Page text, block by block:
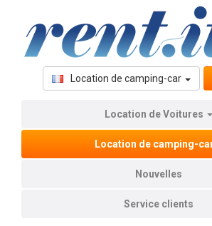
Location de camping-car
Location de Voitures
Location de camping-
Nouvelles
Service clients